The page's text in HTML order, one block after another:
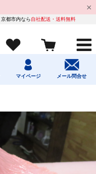
京都市内なら自社配送・送料無料
マイページ メール問合せ